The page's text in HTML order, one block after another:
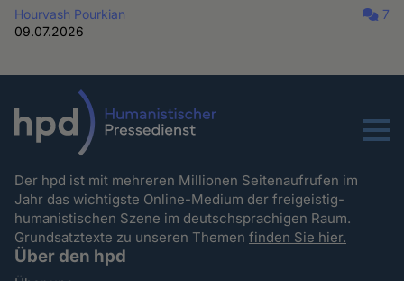
Hourvash Pourkian
09.07.2026
7
Menu
Der hpd ist mit mehreren Millionen Seitenaufrufen im
Jahr das wichtigste Online-Medium der freigeistig-
humanistischen Szene im deutschsprachigen Raum.
Grundsatztexte zu unseren Themenfinden Sie hier.
Über den hpd